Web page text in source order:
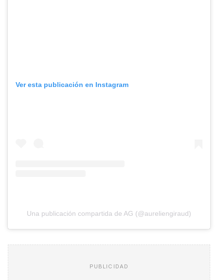
Ver esta publicación en Instagram
Una publicación compartida de AG (@aureliengiraud)
PUBLICIDAD